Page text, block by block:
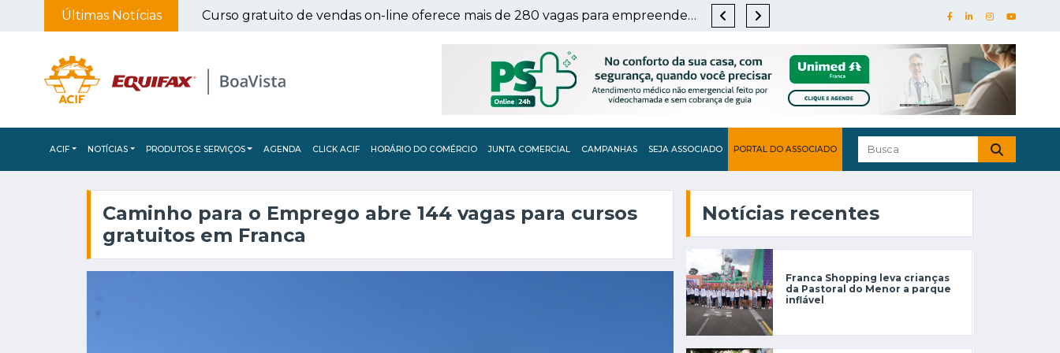
Últimas Notícias Curso gratuito de vendas on-line oferece mais de 280 vagas para empreendedores
ACIF NOTÍCIAS PRODUTOS E SERVIÇOS AGENDA CLICK ACIF HORÁRIO DO COMÉRCIO JUNTA COMERCIAL CAMPANHAS SEJA ASSOCIADO PORTAL DO ASSOCIADO
Caminho para o Emprego abre 144 vagas para cursos
gratuitos em Franca
Notícias recentes
Franca Shopping leva crianças
da Pastoral do Menor a parque
inflável